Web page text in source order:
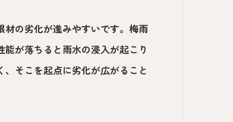
の劣化が進みやすいです。梅雨
が落ちると雨水の浸入が起こり
そこを起点に劣化が広がること